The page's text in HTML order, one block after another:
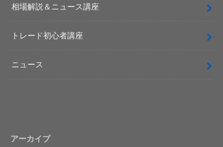
相場解説＆ニュース講座
トレード初心者講座
ニュース
アーカイブ